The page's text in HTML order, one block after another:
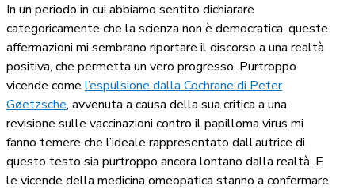
In un periodo in cui abbiamo sentito dichiarare
categoricamente che la scienza non è democratica, queste
affermazioni mi sembrano riportare il discorso a una realtà
positiva, che permetta un vero progresso. Purtroppo
vicende come l’espulsione dalla Cochrane di Peter
Gøetzsche, avvenuta a causa della sua critica a una
revisione sulle vaccinazioni contro il papilloma virus mi
fanno temere che l’ideale rappresentato dall’autrice di
questo testo sia purtroppo ancora lontano dalla realtà. E
le vicende della medicina omeopatica stanno a confermare